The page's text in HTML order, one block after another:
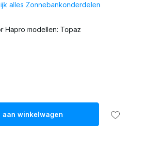
Account
alles Zonnebankonderdelen
Hapro modellen: Topaz
aan winkelwagen